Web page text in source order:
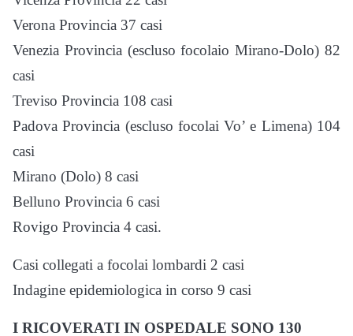
Verona Provincia 37 casi
Venezia Provincia (escluso focolaio Mirano-Dolo) 82
casi
Treviso Provincia 108 casi
Padova Provincia (escluso focolai Vo’ e Limena) 104
casi
Mirano (Dolo) 8 casi
Belluno Provincia 6 casi
Rovigo Provincia 4 casi.
Casi collegati a focolai lombardi 2 casi
Indagine epidemiologica in corso 9 casi
I RICOVERATI IN OSPEDALE SONO 130